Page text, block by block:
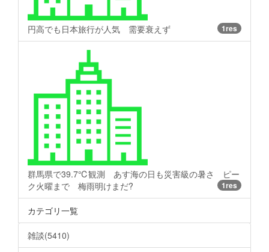
円高でも日本旅行が人気 需要衰えず 1res
群馬県で39.7℃観測 あす海の日も災害級の暑さ ピー
ク火曜まで 梅雨明けまだ?
1res
カテゴリ一覧
雑談(5410)